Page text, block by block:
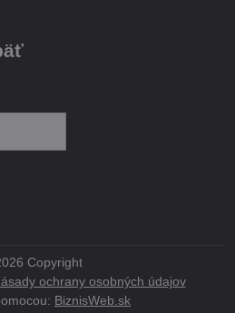
Copyright
ochrany osobných údajov
BiznisWeb.sk